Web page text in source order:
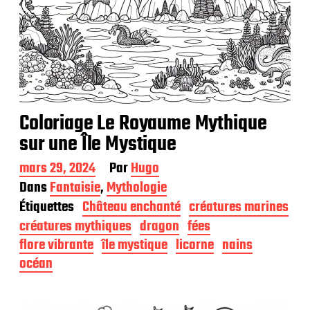
Coloriage Le Royaume Mythique
sur une Île Mystique
D
a
t
e
d
e
p
u
b
mars 29, 2024 ParHugo
DansFantaisie,Mythologie
Étiquettes Château enchanté créatures marines
créatures mythiques dragon fées
flore vibrante île mystique licorne nains
océan